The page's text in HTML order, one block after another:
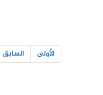
الأولى السابق